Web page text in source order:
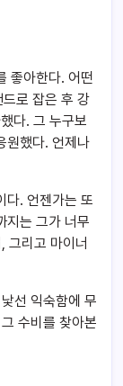
좋아한다. 어떤
로 잡은 후 강
다. 그 누구보
원했다. 언제나
다. 언젠가는 또
지는 그가 너무
그리고 마이너
선 익숙함에 무
수비를 찾아본